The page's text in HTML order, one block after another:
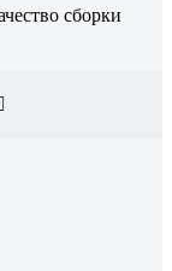
сборки